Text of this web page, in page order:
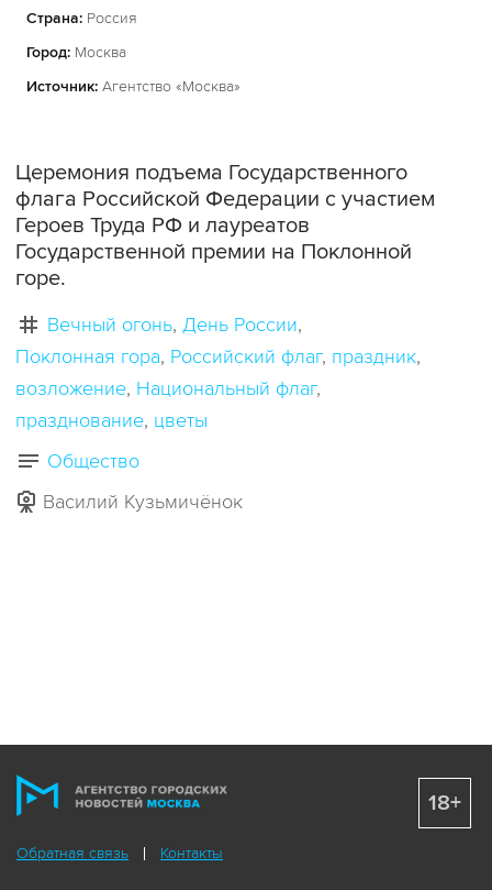
Страна: Россия
Город: Москва
Источник: Агентство «Москва»
Церемония подъема Государственного
флага Российской Федерации с участием
Героев Труда РФ и лауреатов
Государственной премии на Поклонной
горе.
Вечный огонь День России
Поклонная гора Российский флаг праздник
возложение Национальный флаг
празднование цветы
Общество
Василий Кузьмичёнок
Обратная связь Контакты
18+